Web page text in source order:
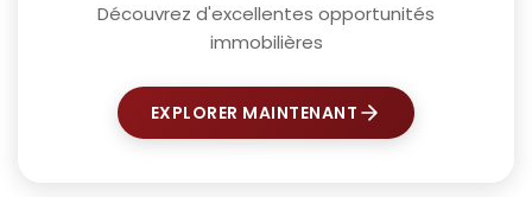
Découvrez d'excellentes opportunités
immobilières
EXPLORER MAINTENANT